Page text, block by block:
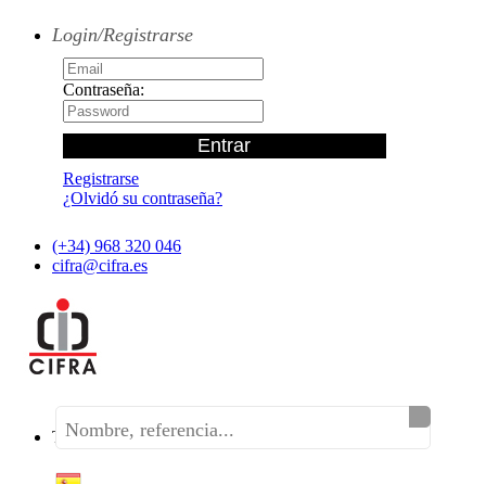
Login/Registrarse
Contraseña:
Registrarse
¿Olvidó su contraseña?
(+34) 968 320 046
cifra@cifra.es
Teléfono:(+34) 968 320 046